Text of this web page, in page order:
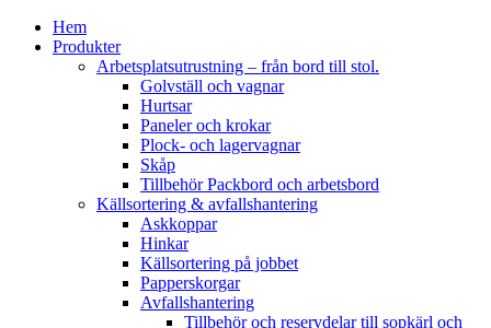
Hem
Produkter
Arbetsplatsutrustning – från bord till stol.
Golvställ och vagnar
Hurtsar
Paneler och krokar
Plock- och lagervagnar
Skåp
Tillbehör Packbord och arbetsbord
Källsortering & avfallshantering
Askkoppar
Hinkar
Källsortering på jobbet
Papperskorgar
Avfallshantering
Tillbehör och reservdelar till sopkärl och